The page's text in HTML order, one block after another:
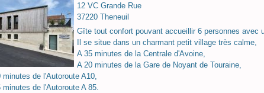
12 VC Grande Rue
37220 Theneuil
Gîte tout confort pouvant accueillir 6 personnes avec
Il se situe dans un charmant petit village très calme,
A 35 minutes de la Centrale d'Avoine,
A 20 minutes de la Gare de Noyant de Touraine,
minutes de l'Autoroute A10,
minutes de l'Autoroute A 85.